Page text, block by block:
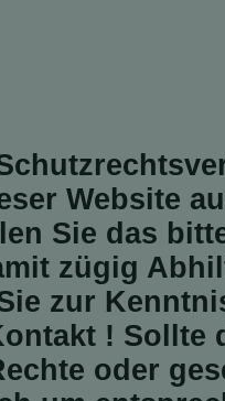
Website
Sie das
zügig
zur
! Sollte
oder